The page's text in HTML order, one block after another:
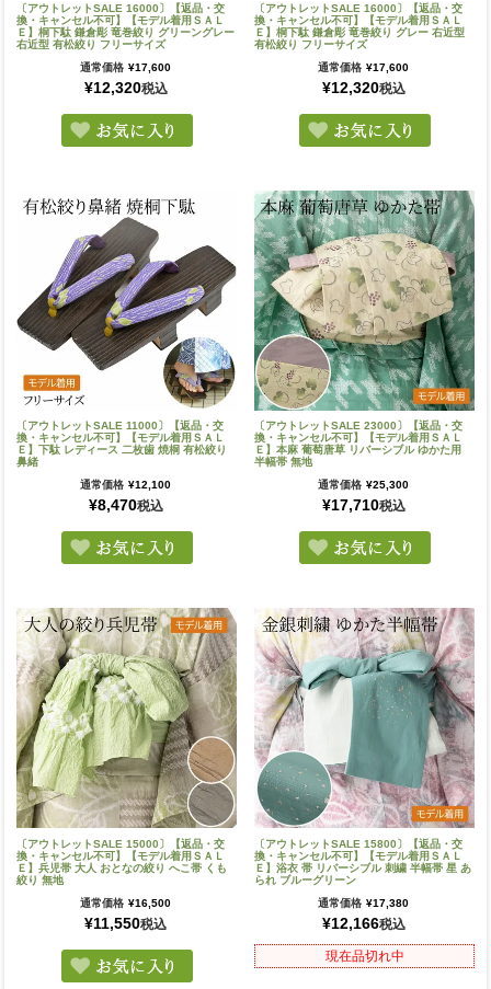
〔アウトレットSALE 16000〕【返品・交
換・キャンセル不可】【モデル着用ＳＡＬ
Ｅ】桐下駄 鎌倉彫 竜巻絞り グリーングレー
右近型 有松絞り フリーサイズ
通常価格 ¥17,600
¥12,320税込
〔アウトレットSALE 16000〕【返品・交
換・キャンセル不可】【モデル着用ＳＡＬ
Ｅ】桐下駄 鎌倉彫 竜巻絞り グレー 右近型
有松絞り フリーサイズ
通常価格 ¥17,600
¥12,320税込
〔アウトレットSALE 11000〕【返品・交
換・キャンセル不可】【モデル着用ＳＡＬ
Ｅ】下駄 レディース 二枚歯 焼桐 有松絞り
鼻緒
通常価格 ¥12,100
¥8,470税込
〔アウトレットSALE 23000〕【返品・交
換・キャンセル不可】【モデル着用ＳＡＬ
Ｅ】本麻 葡萄唐草 リバーシブル ゆかた用
半幅帯 無地
通常価格 ¥25,300
¥17,710税込
〔アウトレットSALE 15000〕【返品・交
換・キャンセル不可】【モデル着用ＳＡＬ
Ｅ】兵児帯 大人 おとなの絞り へこ帯 くも
絞り 無地
通常価格 ¥16,500
¥11,550税込
〔アウトレットSALE 15800〕【返品・交
換・キャンセル不可】【モデル着用ＳＡＬ
Ｅ】浴衣 帯 リバーシブル 刺繍 半幅帯 星 あ
られ ブルーグリーン
通常価格 ¥17,380
¥12,166税込
現在品切れ中